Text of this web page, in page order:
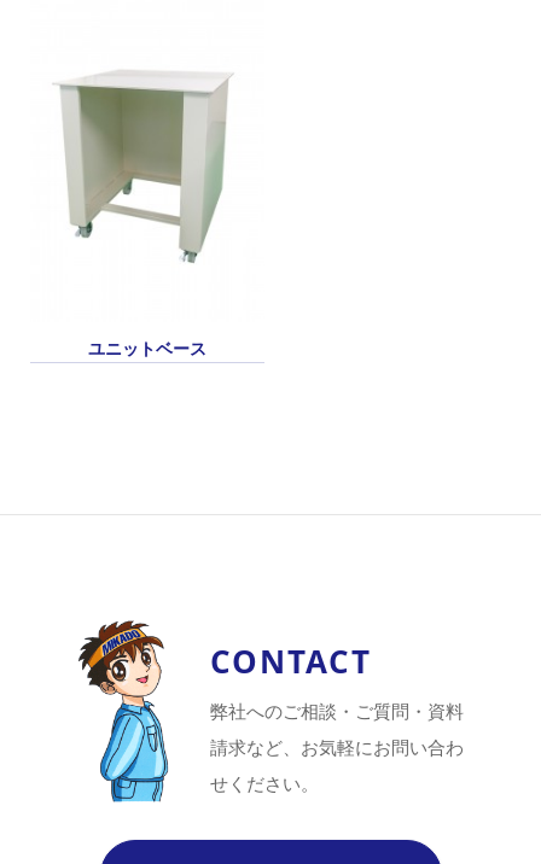
ユニットベース
CONTACT
弊社へのご相談・ご質問・資料
請求など、お気軽にお問い合わ
せください。